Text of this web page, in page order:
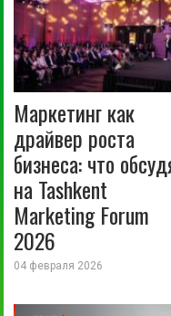
Маркетинг как
драйвер роста
бизнеса: что
на Tashkent
Marketing Forum
2026
04 февраля 2026